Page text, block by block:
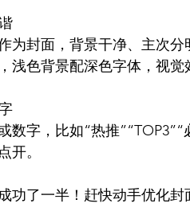
为封面，背景干净、主次
浅色背景配深色字体，视觉
数字，比如“热推
开。
功了一半！赶快动手优化